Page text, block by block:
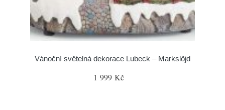
Vánoční světelná dekorace Lubeck – Markslöjd
1 999 Kč